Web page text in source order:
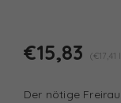
€15,83 (€17,41
Der nötige